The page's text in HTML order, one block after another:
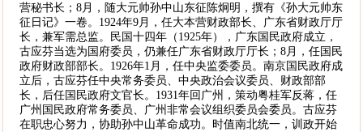
营秘书长；8月，随大元帅孙中山东征陈炯明，撰有《孙大元帅东
征日记》一卷。1924年9月，任大本营财政部长、广东省财政厅厅
长，兼军需总监。民国十四年（1925年），广东国民政府成立，
古应芬当选为国府委员，仍兼任广东省财政厅厅长；8月，任国民
政府财政部部长。1926年1月，任中央监委委员。南京国民政府成
立后，古应芬任中央常务委员、中央政治会议委员、财政部部
长，后任国民政府文官长。1931年回广州，策动粤桂军反蒋，任
广州国民政府常务委员、广州非常会议组织委员会委员。古应芬
在职忠心努力，协助孙中山革命成功。时值南北统一，训政开始